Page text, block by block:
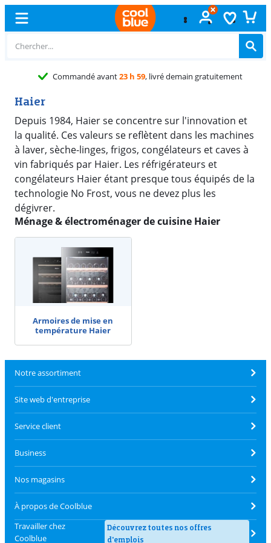
Commandé avant23 h 59, livré demain gratuitement
Haier
Depuis 1984, Haier se concentre sur l'innovation et
la qualité. Ces valeurs se reflètent dans les machines
à laver, sèche-linges, frigos, congélateurs et caves à
vin fabriqués par Haier. Les réfrigérateurs et
congélateurs Haier étant presque tous équipés de la
technologie No Frost, vous ne devez plus les
dégivrer.
Ménage & électroménager de cuisine Haier
Armoires de mise en
température Haier
Notre assortiment
Site web d'entreprise
Service client
Business
Nos magasins
À propos de Coolblue
Travailler chez
Coolblue
Découvrez toutes nos offres
d'emplois